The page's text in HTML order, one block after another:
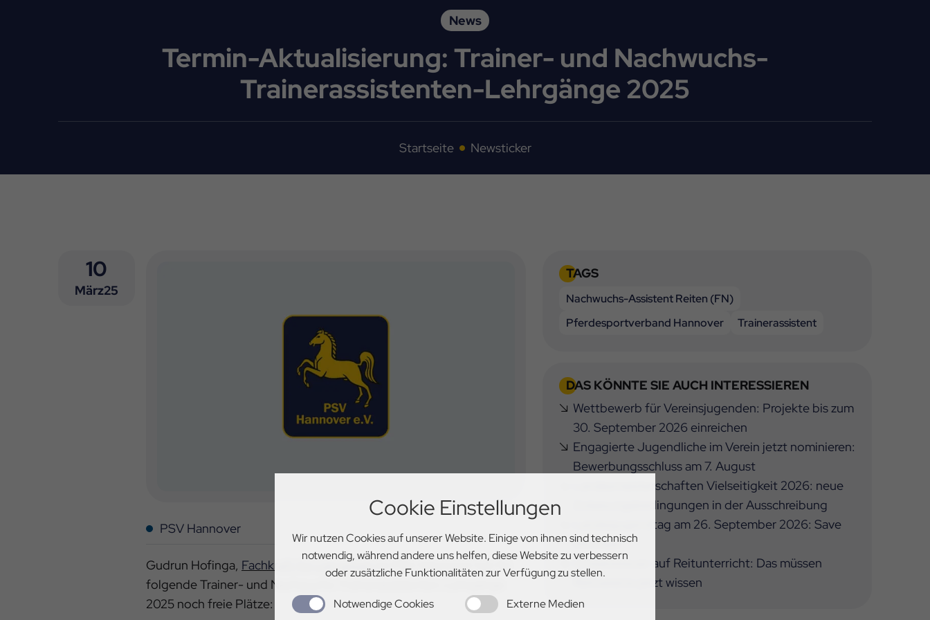
Cookie Einstellungen
Wir nutzen Cookies auf unserer Website. Einige von ihnen sind technisch
notwendig, während andere uns helfen, diese Website zu verbessern
oder zusätzliche Funktionalitäten zur Verfügung zu stellen.
Notwendige Cookies Externe Medien
News
Termin-Aktualisierung: Trainer- und Nachwuchs-
Trainerassistenten-Lehrgänge 2025
Startseite Newsticker
10
März25
PSV Hannover
Gudrun Hofinga, Fachkraft für Lehrarbeitim PSV Hannover hat für
folgende Trainer- und Nachwuchs-Trainerassistenten-Lehrgänge
2025 noch freie Plätze:
TAGS
Nachwuchs-Assistent Reiten (FN)
Pferdesportverband Hannover
Trainerassistent
DAS KÖNNTE SIE AUCH INTERESSIEREN
Wettbewerb für Vereinsjugenden: Projekte bis zum
30. September 2026 einreichen
Engagierte Jugendliche im Verein jetzt nominieren:
Bewerbungsschluss am 7. August
Landesmeisterschaften Vielseitigkeit 2026: neue
Zulassungsbedingungen in der Ausschreibung
Landesjugendtag am 26. September 2026: Save
the Date
Umsatzsteuer auf Reitunterricht: Das müssen
Reitvereine jetzt wissen